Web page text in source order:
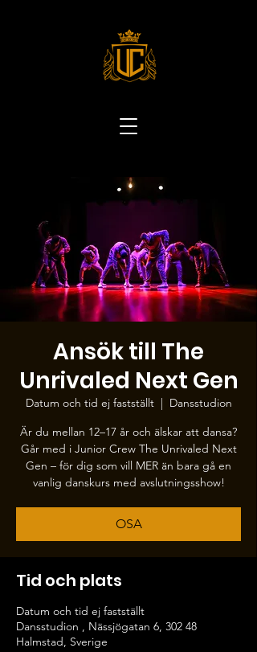
Ansök till The
Unrivaled Next Gen
Datum och tid ej fastställt
  |
Dansstudion
Är du mellan 12–17 år och älskar att dansa?
Går med i Junior Crew The Unrivaled Next
Gen – för dig som vill MER än bara gå en
vanlig danskurs med avslutningsshow!
OSA
Tid och plats
Datum och tid ej fastställt
Dansstudion , Nässjögatan 6, 302 48
Halmstad, Sverige